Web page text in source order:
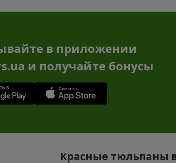
в приложении
и получайте бонусы
Красные тюльпаны